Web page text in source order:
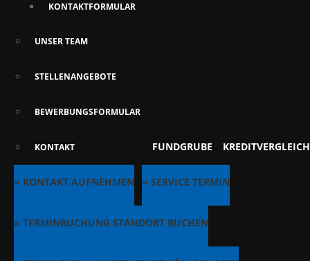
KONTAKTFORMULAR
UNSER TEAM
STELLENANGEBOTE
BEWERBUNGSFORMULAR
KONTAKT FUNDGRUBE KREDITVERGLEICH
» KONTAKT AUFNEHMEN » SERVICE TERMIN
» TERMINBUCHUNG STANDORT BUCHEN